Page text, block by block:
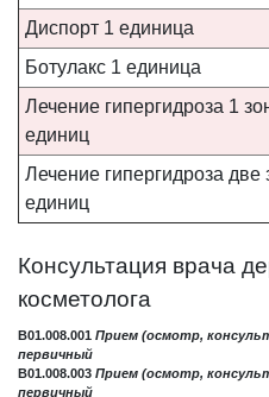
Диспорт 1 единица
Ботулакс 1 единица
Лечение гипергидроза 1
единиц
Лечение гипергидроза две
единиц
Консультация врача
косметолога
B01.008.001 Прием (осмотр,
первичный
B01.008.003 Прием (осмотр,
первичный